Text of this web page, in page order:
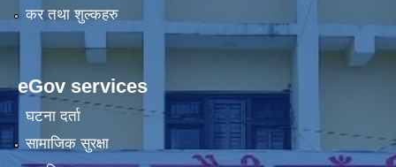
कर तथा शुल्कहरु
eGov services
घटना दर्ता
सामाजिक सुरक्षा